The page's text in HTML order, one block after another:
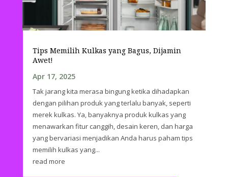
Tips Memilih Kulkas yang Bagus, Dijamin
Awet!
Apr 17, 2025
Tak jarang kita merasa bingung ketika dihadapkan
dengan pilihan produk yang terlalu banyak, seperti
merek kulkas. Ya, banyaknya produk kulkas yang
menawarkan fitur canggih, desain keren, dan harga
yang bervariasi menjadikan Anda harus paham tips
memilih kulkas yang...
read more